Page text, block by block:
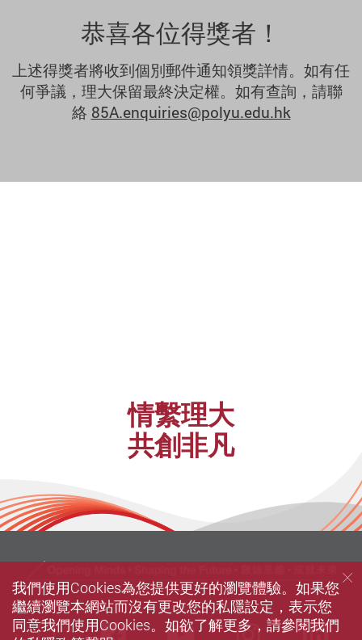
恭喜各位得獎者！
上述得獎者將收到個別郵件通知領獎詳情。如有任
何爭議，理大保留最終決定權。如有查詢，請聯
絡 85A.enquiries@polyu.edu.hk
情繫理大
共創非凡
MobileFacebookYoutube
我們使用Cookies為您提供更好的瀏覽體驗。如果您
繼續瀏覽本網站而沒有更改您的私隱設定，表示您
同意我們使用Cookies。如欲了解更多，請參閱我們